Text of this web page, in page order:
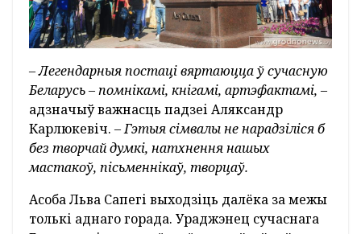
– Легендарныя постаці вяртаюцца ў сучасную
Беларусь – помнікамі, кнігамі, артэфактамі, –
адзначыў важнасць падзеі Аляксандр
Карлюкевіч. – Гэтыя сімвалы не нарадзіліся б
без творчай думкі, натхнення нашых
мастакоў, пісьменнікаў, творцаў.
Асоба Льва Сапегі выходзіць далёка за межы
толькі аднаго горада. Ураджэнец сучаснага